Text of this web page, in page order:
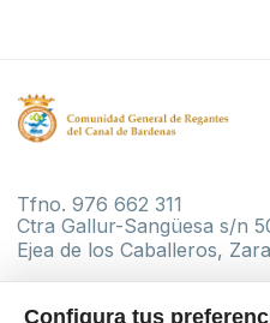
Configura tus
Tfno. 976 662 311
Ctra Gallur-Sangüesa s/n
Ejea de los Caballeros,